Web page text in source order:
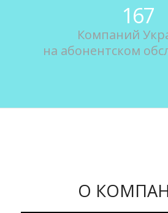
167
Компаний
на абонентском
О